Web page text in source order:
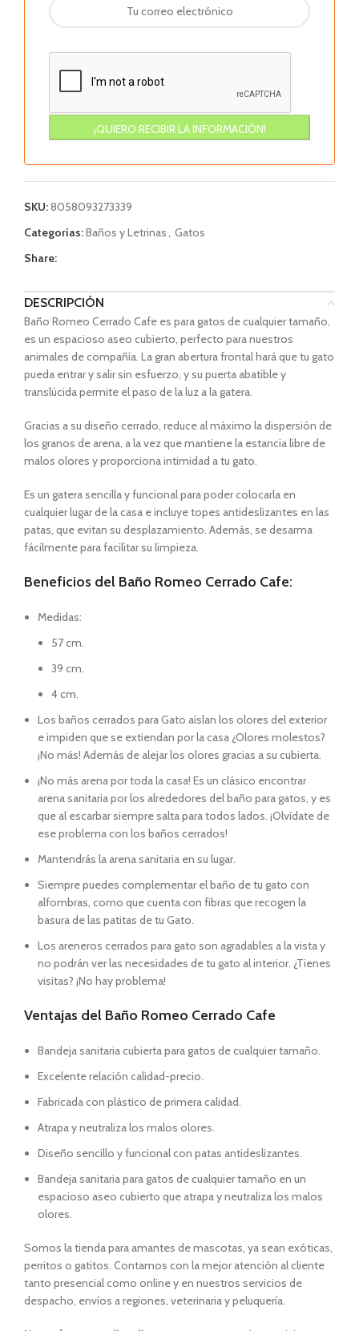
SKU:8058093273339
Categorías:Baños y Letrinas, Gatos
Share:
DESCRIPCIÓN
Baño Romeo Cerrado Cafe es para gatos de cualquier tamaño,
es un espacioso aseo cubierto, perfecto para nuestros
animales de compañía. La gran abertura frontal hará que tu gato
pueda entrar y salir sin esfuerzo, y su puerta abatible y
translúcida permite el paso de la luz a la gatera.
Gracias a su diseño cerrado, reduce al máximo la dispersión de
los granos de arena, a la vez que mantiene la estancia libre de
malos olores y proporciona intimidad a tu gato.
Es un gatera sencilla y funcional para poder colocarla en
cualquier lugar de la casa e incluye topes antideslizantes en las
patas, que evitan su desplazamiento. Además, se desarma
fácilmente para facilitar su limpieza.
Beneficios del Baño Romeo Cerrado Cafe:
Medidas:
57 cm.
39 cm.
4 cm.
Los baños cerrados para Gato aíslan los olores del exterior
e impiden que se extiendan por la casa ¿Olores molestos?
¡No más! Además de alejar los olores gracias a su cubierta.
¡No más arena por toda la casa! Es un clásico encontrar
arena sanitaria por los alrededores del baño para gatos, y es
que al escarbar siempre salta para todos lados. ¡Olvídate de
ese problema con los baños cerrados!
Mantendrás la arena sanitaria en su lugar.
Siempre puedes complementar el baño de tu gato con
alfombras, como que cuenta con fibras que recogen la
basura de las patitas de tu Gato.
Los areneros cerrados para gato son agradables a la vista y
no podrán ver las necesidades de tu gato al interior. ¿Tienes
visitas? ¡No hay problema!
Ventajas del Baño Romeo Cerrado Cafe
Bandeja sanitaria cubierta para gatos de cualquier tamaño.
Excelente relación calidad-precio.
Fabricada con plástico de primera calidad.
Atrapa y neutraliza los malos olores.
Diseño sencillo y funcional con patas antideslizantes.
Bandeja sanitaria para gatos de cualquier tamaño en un
espacioso aseo cubierto que atrapa y neutraliza los malos
olores.
Somos la tienda para amantes de mascotas, ya sean exóticas,
perritos o gatitos. Contamos con la mejor atención al cliente
tanto presencial como online y en nuestros servicios de
despacho, envíos a regiones, veterinaria y peluquería.